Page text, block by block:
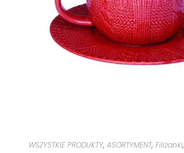
WSZYSTKIE PRODUKTY, ASORTYMENT, Filiżanki,